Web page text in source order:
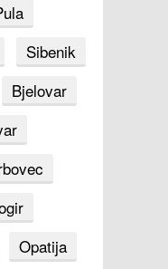
Sibenik
Bjelovar
Opatija